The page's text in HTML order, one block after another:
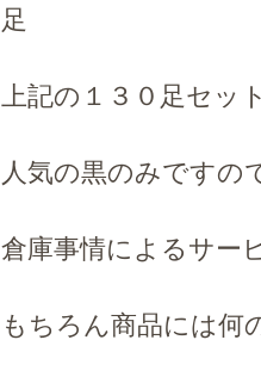
足
上記の１３０足セッ
人気の黒のみですの
倉庫事情によるサー
もちろん商品には何